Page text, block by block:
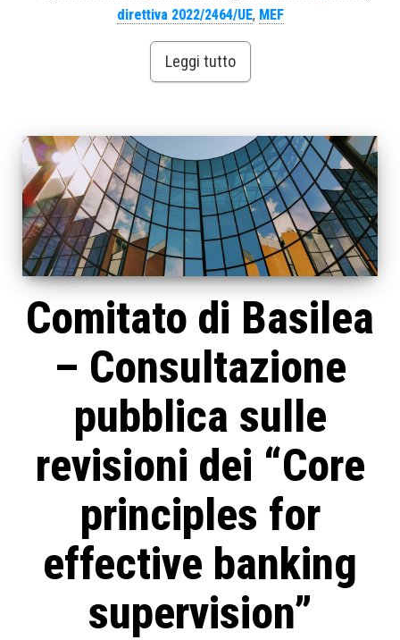
direttiva 2022/2464/UE, MEF
Leggi tutto
Comitato di Basilea
– Consultazione
pubblica sulle
revisioni dei “Core
principles for
effective banking
supervision”